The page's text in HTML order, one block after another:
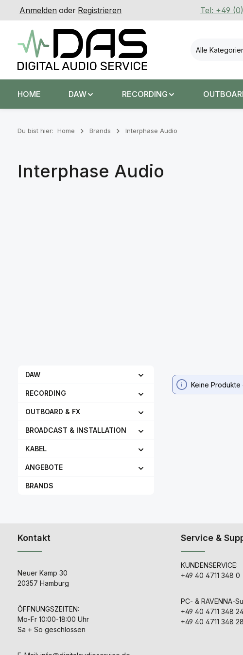
Hauptinhalt springen
Zur Suche springen
Zur Hauptnavigation springen
Anmelden oder Registrieren Tel: +49
Alle
HOME DAW RECORDING
Du bist hier: Home Brands Interphase Audio
Interphase Audio
DAW
RECORDING
OUTBOARD & FX
BROADCAST & INSTALLATION
KABEL
ANGEBOTE
BRANDS
Keine Produkte
Kontakt
Neuer Kamp 30
20357 Hamburg
ÖFFNUNGSZEITEN:
Mo-Fr 10:00-18:00 Uhr
Sa + So geschlossen
Service &
KUNDENSERVICE:
+49 40 4711 348 0
PC- & RAVENNA-
+49 40 4711 348
+49 40 4711 348 28